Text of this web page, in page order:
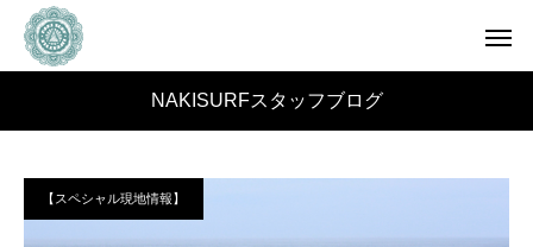
NAKISURFスタッフブログ
【スペシャル現地情報】